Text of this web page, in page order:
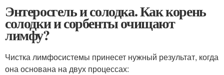
Энтеросгель и солодка. Как корень
солодки и сорбенты очищают
лимфу?
Чистка лимфосистемы принесет нужный результат, когда
она основана на двух процессах: